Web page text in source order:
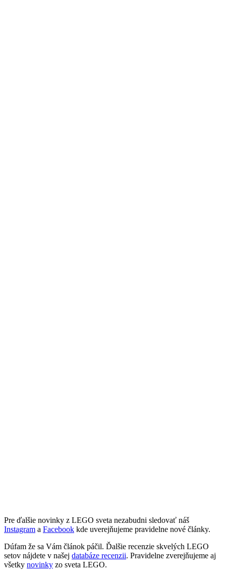
Pre ďalšie novinky z LEGO sveta nezabudni sledovať náš
Instagram a Facebook kde uverejňujeme pravidelne nové články.
Dúfam že sa Vám článok páčil. Ďalšie recenzie skvelých LEGO
setov nájdete v našej databáze recenzii. Pravidelne zverejňujeme aj
všetky novinky zo sveta LEGO.